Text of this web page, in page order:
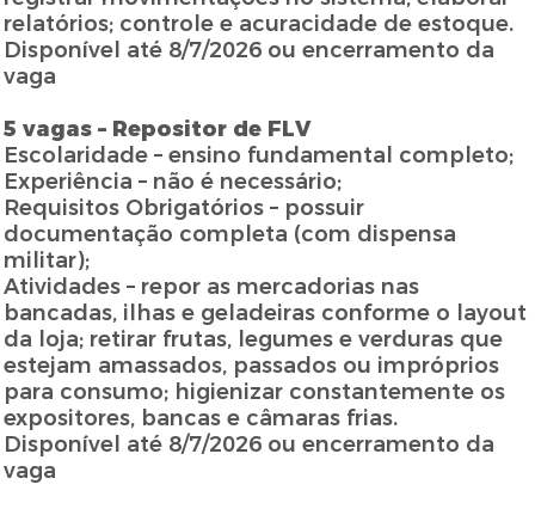
relatórios; controle e acuracidade de estoque.
Disponível até 8/7/2026 ou encerramento da
vaga
5 vagas – Repositor de FLV
Escolaridade – ensino fundamental completo;
Experiência – não é necessário;
Requisitos Obrigatórios – possuir
documentação completa (com dispensa
militar);
Atividades – repor as mercadorias nas
bancadas, ilhas e geladeiras conforme o layout
da loja; retirar frutas, legumes e verduras que
estejam amassados, passados ou impróprios
para consumo; higienizar constantemente os
expositores, bancas e câmaras frias.
Disponível até 8/7/2026 ou encerramento da
vaga